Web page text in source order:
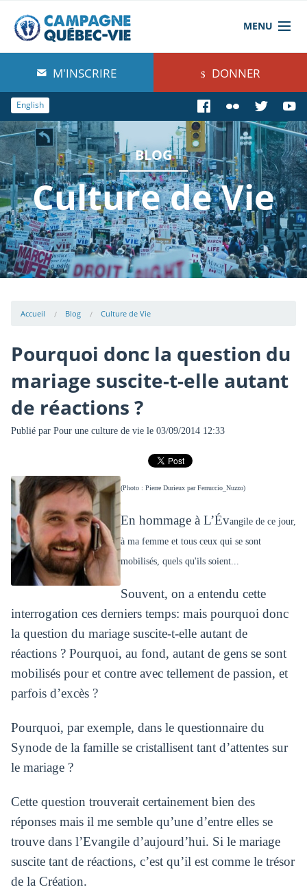
MENU
À propos de nous
Blog
Comprendre
Agir
Boutique
M'INSCRIRE DONNER
English
BLOG
Culture de Vie
Accueil Blog Culture de Vie
Pourquoi donc la question du
mariage suscite-t-elle autant
de réactions ?
Publié par Pour une culture de viele 03/09/2014 12:33
(Photo : Pierre Durieux par Ferruccio_Nuzzo)
En hommage à L’Évangile de ce jour,
à ma femme et tous ceux qui se sont
mobilisés, quels qu'ils soient...
Souvent, on a entendu cette
interrogation ces derniers temps: mais pourquoi donc
la question du mariage suscite-t-elle autant de
réactions ? Pourquoi, au fond, autant de gens se sont
mobilisés pour et contre avec tellement de passion, et
parfois d’excès ?
Pourquoi, par exemple, dans le questionnaire du
Synode de la famille se cristallisent tant d’attentes sur
le mariage ?
Cette question trouverait certainement bien des
réponses mais il me semble qu’une d’entre elles se
trouve dans l’Evangile d’aujourd’hui. Si le mariage
suscite tant de réactions, c’est qu’il est comme le trésor
de la Création.